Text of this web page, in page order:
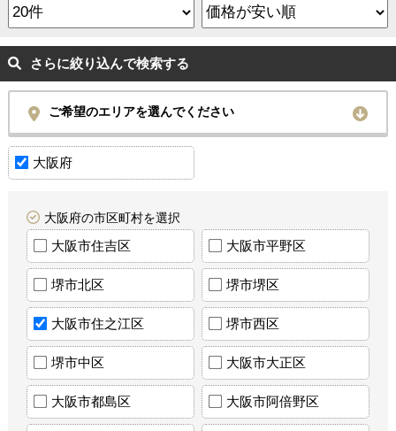
さらに絞り込んで検索する
ご希望のエリアを選んでください
大阪府
大阪府の市区町村を選択
大阪市住吉区 大阪市平野区
堺市北区 堺市堺区
大阪市住之江区 堺市西区
堺市中区 大阪市大正区
大阪市都島区 大阪市阿倍野区